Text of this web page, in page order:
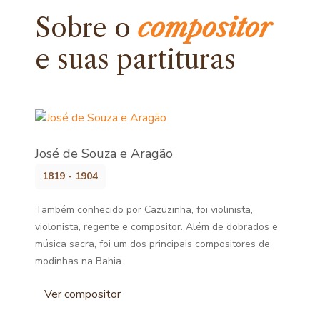
Sobre ocompositor
e suas partituras
José de Souza e Aragão
1819 - 1904
Também conhecido por Cazuzinha, foi violinista,
violonista, regente e compositor. Além de dobrados e
música sacra, foi um dos principais compositores de
modinhas na Bahia.
Ver compositor